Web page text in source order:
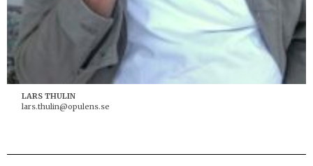
LARS THULIN
lars.thulin@opulens.se